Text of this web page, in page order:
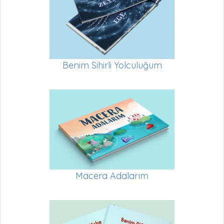
Benim Sihirli Yolculuğum
Macera Adalarım